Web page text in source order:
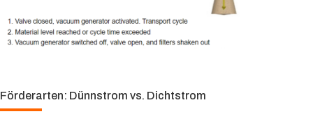
Förderarten: Dünnstrom vs. Dichtstrom